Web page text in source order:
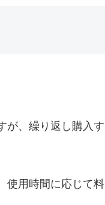
が、繰り返し購入す
使用時間に応じて料